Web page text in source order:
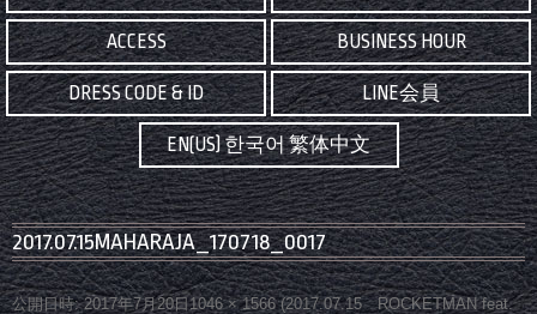
ACCESS BUSINESS HOUR
DRESS CODE & ID LINE会員
EN(US) 한국어 繁体中文
2017.07.15MAHARAJA_170718_0017
公開日時: 2017年7月20日1046 × 1566(2017.07.15 ROCKETMAN feat.